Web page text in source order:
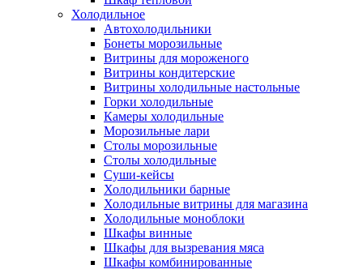
Холодильное
Автохолодильники
Бонеты морозильные
Витрины для мороженого
Витрины кондитерские
Витрины холодильные настольные
Горки холодильные
Камеры холодильные
Морозильные лари
Столы морозильные
Столы холодильные
Суши-кейсы
Холодильники барные
Холодильные витрины для магазина
Холодильные моноблоки
Шкафы винные
Шкафы для вызревания мяса
Шкафы комбинированные